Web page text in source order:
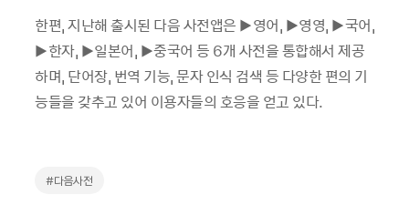
한편, 지난해 출시된 다음 사전앱은 ▶영어, ▶영영, ▶국어,
▶한자, ▶일본어, ▶중국어 등 6개 사전을 통합해서 제공
하며, 단어장, 번역 기능, 문자 인식 검색 등 다양한 편의 기
능들을 갖추고 있어 이용자들의 호응을 얻고 있다.
#다음사전